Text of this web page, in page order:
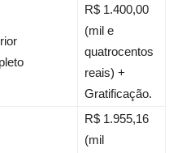
R$ 1.400,00
(mil e
quatrocentos
reais) +
Gratificação.
R$ 1.955,16
(mil